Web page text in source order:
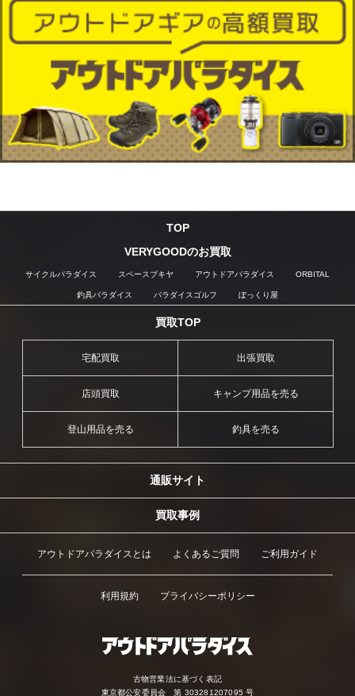
TOP
VERYGOODのお買取
サイクルパラダイス スペースブキヤ アウトドアパラダイス ORBITAL
釣具パラダイス パラダイスゴルフ ぼっくり屋
買取TOP
宅配買取 出張買取
店頭買取 キャンプ用品を売る
登山用品を売る 釣具を売る
通販サイト
買取事例
アウトドアパラダイスとは よくあるご質問 ご利用ガイド
利用規約 プライバシーポリシー
古物営業法に基づく表記
東京都公安委員会 第 303281207095 号